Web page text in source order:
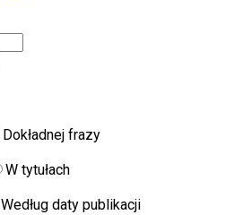
Dokładnej frazy
W tytułach
Według daty publikacji